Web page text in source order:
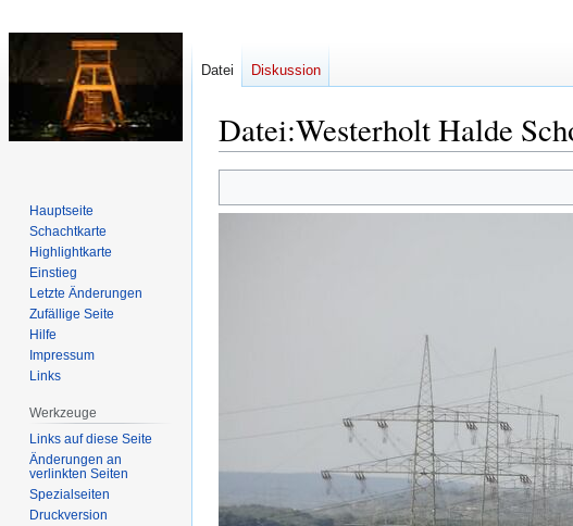
Datei:Westerholt Halde
Navigation
Suche
Datei Diskussion
Hauptseite
Schachtkarte
Highlightkarte
Einstieg
Letzte Änderungen
Zufällige Seite
Hilfe
Impressum
Links
Werkzeuge
Links auf diese Seite
Änderungen an
verlinkten Seiten
Spezialseiten
Druckversion